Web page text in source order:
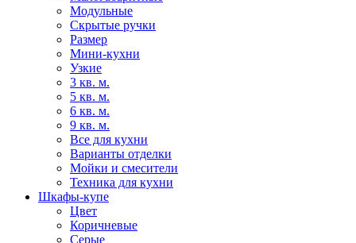
Модульные
Скрытые ручки
Размер
Мини-кухни
Узкие
3 кв. м.
5 кв. м.
6 кв. м.
9 кв. м.
Все для кухни
Варианты отделки
Мойки и смесители
Техника для кухни
Шкафы-купе
Цвет
Коричневые
Серые